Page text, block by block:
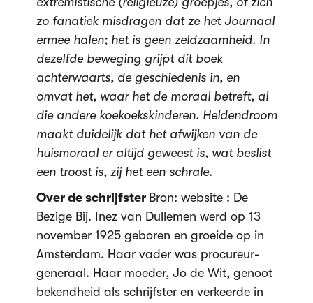
zo fanatiek misdragen dat ze het Journaal
ermee halen; het is geen zeldzaamheid. In
dezelfde beweging grijpt dit boek
achterwaarts, de geschiedenis in, en
omvat het, waar het de moraal betreft, al
die andere koekoekskinderen. Heldendroom
maakt duidelijk dat het afwijken van de
huismoraal er altijd geweest is, wat beslist
een troost is, zij het een schrale.
Over de schrijfster Bron: website : De
Bezige Bij. Inez van Dullemen werd op 13
november 1925 geboren en groeide op in
Amsterdam. Haar vader was procureur-
generaal. Haar moeder, Jo de Wit, genoot
bekendheid als schrijfster en verkeerde in